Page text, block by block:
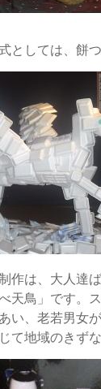
としては、餅
作は、大人達
天鳥」です。
い、老若男女
て地域のきず